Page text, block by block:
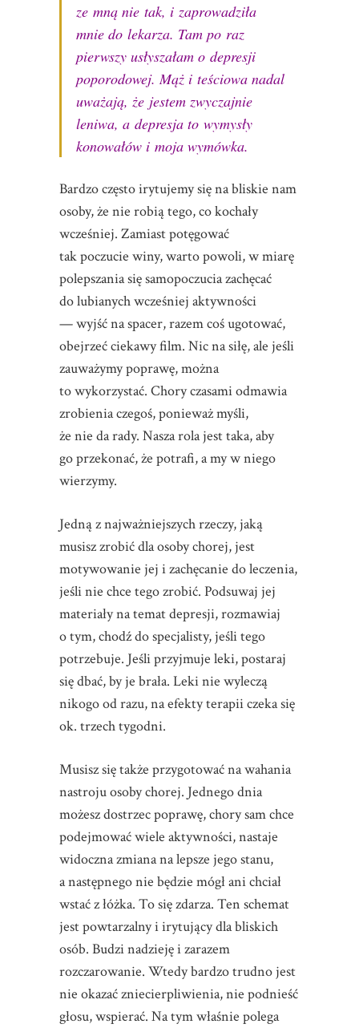
ze mną nie tak, i zaprowadziła
mnie do lekarza. Tam po raz
pierwszy usłyszałam o depresji
poporodowej. Mąż i teściowa nadal
uważają, że jestem zwyczajnie
leniwa, a depresja to wymysły
konowałów i moja wymówka.
Bardzo często irytujemy się na bliskie nam
osoby, że nie robią tego, co kochały
wcześniej. Zamiast potęgować
tak poczucie winy, warto powoli, w miarę
polepszania się samopoczucia zachęcać
do lubianych wcześniej aktywności
— wyjść na spacer, razem coś ugotować,
obejrzeć ciekawy film. Nic na siłę, ale jeśli
zauważymy poprawę, można
to wykorzystać. Chory czasami odmawia
zrobienia czegoś, ponieważ myśli,
że nie da rady. Nasza rola jest taka, aby
go przekonać, że potrafi, a my w niego
wierzymy.
Jedną z najważniejszych rzeczy, jaką
musisz zrobić dla osoby chorej, jest
motywowanie jej i zachęcanie do leczenia,
jeśli nie chce tego zrobić. Podsuwaj jej
materiały na temat depresji, rozmawiaj
o tym, chodź do specjalisty, jeśli tego
potrzebuje. Jeśli przyjmuje leki, postaraj
się dbać, by je brała. Leki nie wyleczą
nikogo od razu, na efekty terapii czeka się
ok. trzech tygodni.
Musisz się także przygotować na wahania
nastroju osoby chorej. Jednego dnia
możesz dostrzec poprawę, chory sam chce
podejmować wiele aktywności, nastaje
widoczna zmiana na lepsze jego stanu,
a następnego nie będzie mógł ani chciał
wstać z łóżka. To się zdarza. Ten schemat
jest powtarzalny i irytujący dla bliskich
osób. Budzi nadzieję i zarazem
rozczarowanie. Wtedy bardzo trudno jest
nie okazać zniecierpliwienia, nie podnieść
głosu, wspierać. Na tym właśnie polega